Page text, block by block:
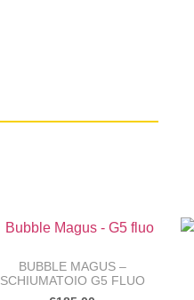
BUBBLE MAGUS –
SCHIUMATOIO G5 FLUO